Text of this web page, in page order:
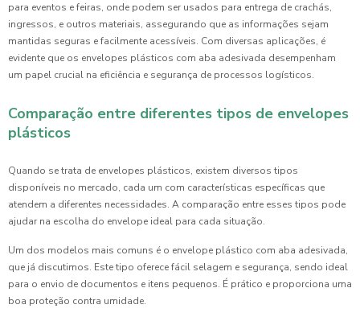
para eventos e feiras, onde podem ser usados para entrega de crachás,
ingressos, e outros materiais, assegurando que as informações sejam
mantidas seguras e facilmente acessíveis. Com diversas aplicações, é
evidente que os envelopes plásticos com aba adesivada desempenham
um papel crucial na eficiência e segurança de processos logísticos.
Comparação entre diferentes tipos de envelopes
plásticos
Quando se trata de envelopes plásticos, existem diversos tipos
disponíveis no mercado, cada um com características específicas que
atendem a diferentes necessidades. A comparação entre esses tipos pode
ajudar na escolha do envelope ideal para cada situação.
Um dos modelos mais comuns é o envelope plástico com aba adesivada,
que já discutimos. Este tipo oferece fácil selagem e segurança, sendo ideal
para o envio de documentos e itens pequenos. É prático e proporciona uma
boa proteção contra umidade.